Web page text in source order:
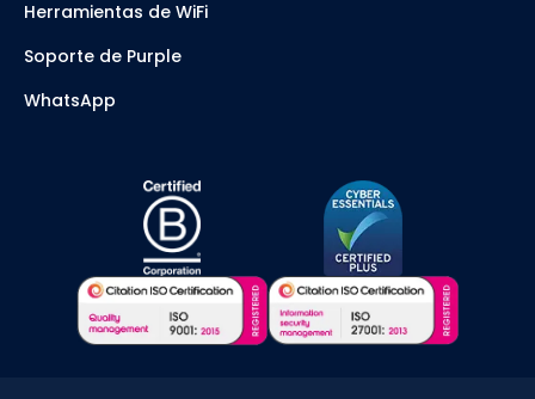
Herramientas de WiFi
Soporte de Purple
WhatsApp